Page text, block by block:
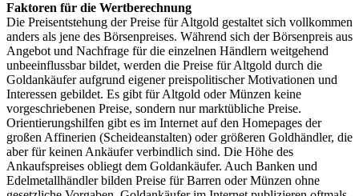
Faktoren für die Wertberechnung
Die Preisentstehung der Preise für Altgold gestaltet sich vollkommen
anders als jene des Börsenpreises. Während sich der Börsenpreis aus
Angebot und Nachfrage für die einzelnen Händlern weitgehend
unbeeinflussbar bildet, werden die Preise für Altgold durch die
Goldankäufer aufgrund eigener preispolitischer Motivationen und
Interessen gebildet. Es gibt für Altgold oder Münzen keine
vorgeschriebenen Preise, sondern nur marktübliche Preise.
Orientierungshilfen gibt es im Internet auf den Homepages der
großen Affinerien (Scheideanstalten) oder größeren Goldhändler, die
aber für keinen Ankäufer verbindlich sind. Die Höhe des
Ankaufspreises obliegt dem Goldankäufer. Auch Banken und
Edelmetallhändler bilden Preise für Barren oder Münzen ohne